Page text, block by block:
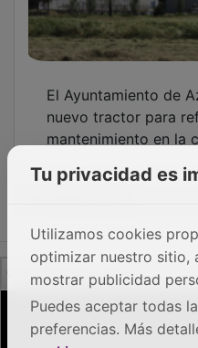
nuevo tractor para
mantenimiento en la
OTRAS NOTICIAS
GUADA TV MEDIA
Tu privacidad es
Utilizamos cookies
optimizar nuestro sitio,
mostrar publicidad
Puedes aceptar todas
preferencias. Más